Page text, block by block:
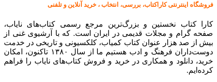
فروشگاه اینترنتی کاراکتاب، بررسی، انتخاب ، خرید آنلاین و تلفنی
کارا کتاب نخستین و بزرگ‌ترین مرجع رسمی کتاب‌های نایاب،
صفحه گرام و مجلات قدیمی در ایران است. که با آرشیوی غنی از
بیش از صد هزار عنوان کتاب کمیاب، کلکسیونی و تاریخی در خدمت
دوست‌داران فرهنگ و ادب هستیم ما از سال ۱۳۸۰ تاکنون، امکان
خرید، دانلود و همکاری در خرید و فروش کتاب‌های نایاب را فراهم
کرده‌ایم.